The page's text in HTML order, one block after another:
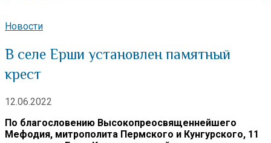
Новости
В селе Ерши установлен памятный
крест
12.06.2022
По благословению Высокопреосвященнейшего
Мефодия, митрополита Пермского и Кунгурского, 11